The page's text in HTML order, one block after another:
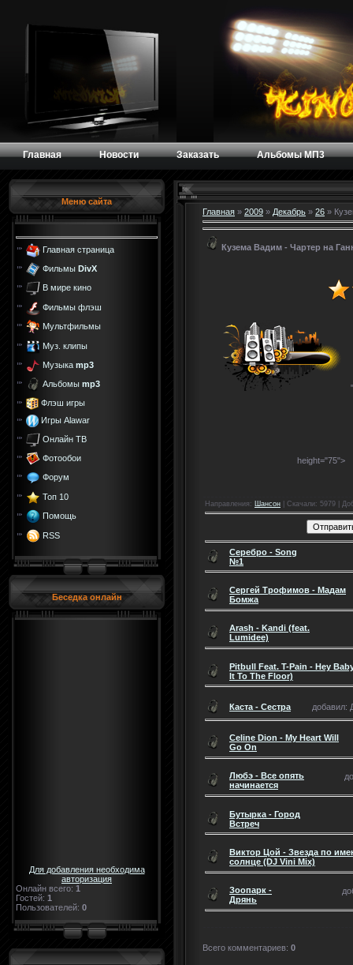
Главная Новости Заказать Альбомы МП3
Меню сайта
Главная страница
Фильмы DivX
В мире кино
Фильмы флэш
Мультфильмы
Муз. клипы
Музыка mp3
Альбомы mp3
Флэш игры
Игры Alawar
Онлайн ТВ
Фотообои
Форум
Топ 10
Помощь
RSS
Беседка онлайн
Для добавления необходима
авторизация
Онлайн всего: 1
Гостей: 1
Пользователей: 0
Главная » 2009 » Декабрь » 26 »
Кузема Вадим - Чартер на
height="75">
Направления : Шансон Скачали: 5979 |
Серебро - Song
№1
Сергей Трофимов - Мадам
Бомжа
Arash - Kandi (feat.
Lumidee)
Pitbull Feat. T-Pain - Hey
It To The Floor)
Каста - Сестра добавил:
Celine Dion - My Heart Will
Go On
Любэ - Все опять
начинается
Бутырка - Город
Встреч
Виктор Цой - Звезда по
солнце (DJ Vini Mix)
Зоопарк -
Дрянь
Всего комментариев: 0